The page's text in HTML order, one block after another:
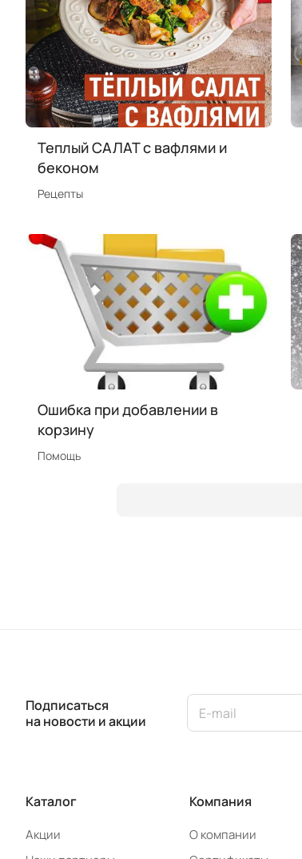
Теплый САЛАТ с вафлями и
беконом
Рецепты
Ошибка при добавлении в
корзину
Помощь
Подписаться
на новости и акции
Каталог
Акции
Компания
О компании